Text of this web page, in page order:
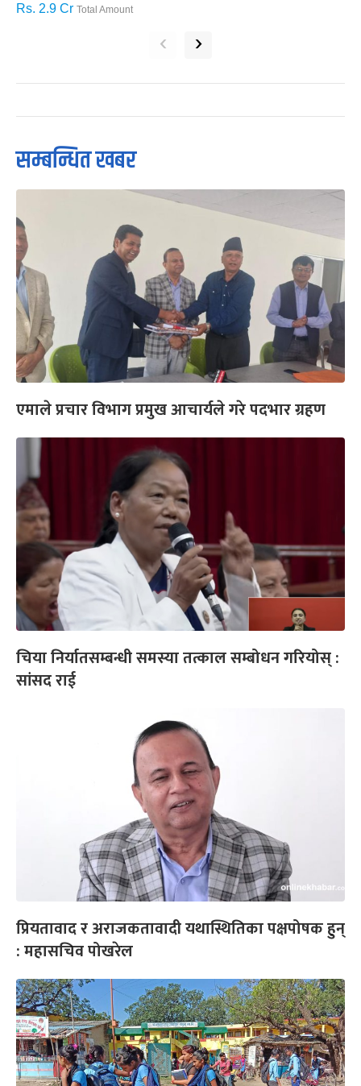
Rs. 2.9 Cr Total Amount
‹ ›
सम्बन्धित खबर
एमाले प्रचार विभाग प्रमुख आचार्यले गरे पदभार ग्रहण
चिया निर्यातसम्बन्धी समस्या तत्काल सम्बोधन गरियोस् :
सांसद राई
प्रियतावाद र अराजकतावादी यथास्थितिका पक्षपोषक हुन्
: महासचिव पोखरेल